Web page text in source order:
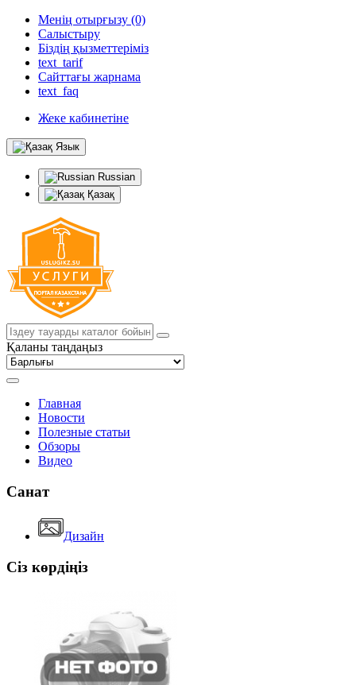
Менің отырғызу (0)
Салыстыру
Біздің қызметтеріміз
text_tarif
Сайттағы жарнама
text_faq
Жеке кабинетіне
Язык
Russian
Қазақ
Қаланы таңдаңыз
Главная
Новости
Полезные статьи
Обзоры
Видео
Санат
Дизайн
Сіз көрдіңіз